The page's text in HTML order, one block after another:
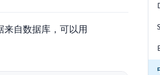
自数据库，可以用